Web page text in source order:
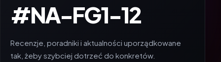
#NA-FG1-12
Recenzje, poradniki i aktualności uporządkowane
tak, żeby szybciej dotrzeć do konkretów.